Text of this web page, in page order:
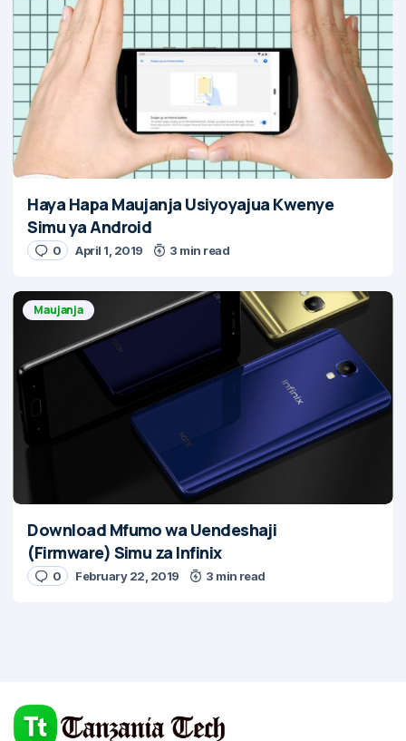
Haya Hapa Maujanja Usiyoyajua Kwenye
Simu ya Android
0 April 1, 2019 3 min read
Maujanja
Download Mfumo wa Uendeshaji
(Firmware) Simu za Infinix
0 February 22, 2019 3 min read